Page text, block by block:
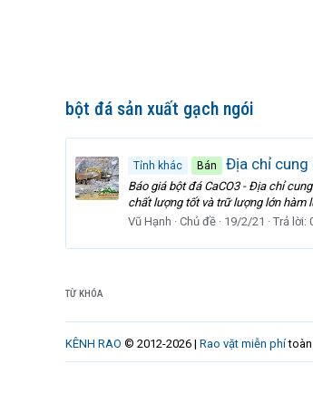
bột đá sản xuất gạch ngói
Tỉnh khác Bán Địa chỉ cung
Báo giá bột đá CaCO3 - Địa chỉ
chất lượng tốt và trữ lượng lớn hàm
Vũ Hạnh
Chủ đề 19/2/21 Trả lời:
TỪ KHÓA
KÊNH RAO © 2012-2026 | Rao vặt miễn phítoàn